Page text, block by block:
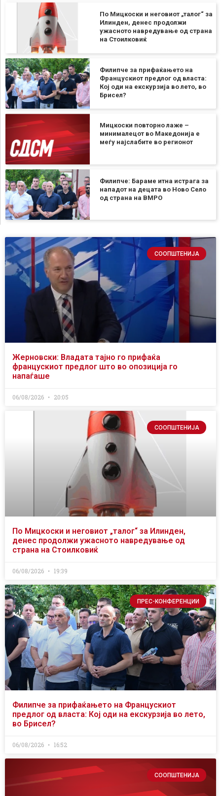
По Мицкоски и неговиот „талог“ за
Илинден, денес продолжи
ужасното навредување од страна
на Стоилковиќ
Филипче за прифаќањето на
Францускиот предлог од власта:
Кој оди на екскурзија во лето, во
Брисел?
Мицкоски повторно лаже –
минималецот во Македонија е
меѓу најслабите во регионот
Филипче: Бараме итна истрага за
нападот на децата во Ново Село
од страна на ВМРО
СООПШТЕНИЈА
Жерновски: Владата тајно го прифаќа
францускиот предлог што во опозиција го
напаѓаше
06/08/2026 20:05
СООПШТЕНИЈА
По Мицкоски и неговиот „талог“ за Илинден,
денес продолжи ужасното навредување од
страна на Стоилковиќ
06/08/2026 19:39
ПРЕС-КОНФЕРЕНЦИИ
Филипче за прифаќањето на Францускиот
предлог од власта: Кој оди на екскурзија во лето,
во Брисел?
06/08/2026 16:52
СООПШТЕНИЈА